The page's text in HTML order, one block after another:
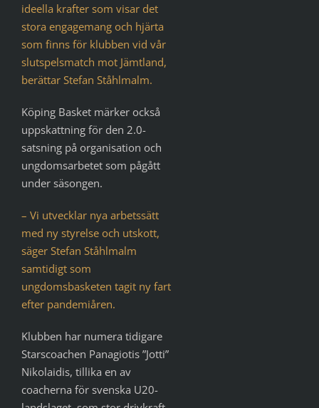
ideella krafter som visar det
stora engagemang och hjärta
som finns för klubben vid vår
slutspelsmatch mot Jämtland,
berättar Stefan Ståhlmalm.
Köping Basket märker också
uppskattning för den 2.0-
satsning på organisation och
ungdomsarbetet som pågått
under säsongen.
– Vi utvecklar nya arbetssätt
med ny styrelse och utskott,
säger Stefan Ståhlmalm
samtidigt som
ungdomsbasketen tagit ny fart
efter pandemiåren.
Klubben har numera tidigare
Starscoachen Panagiotis ”Jotti”
Nikolaidis, tillika en av
coacherna för svenska U20-